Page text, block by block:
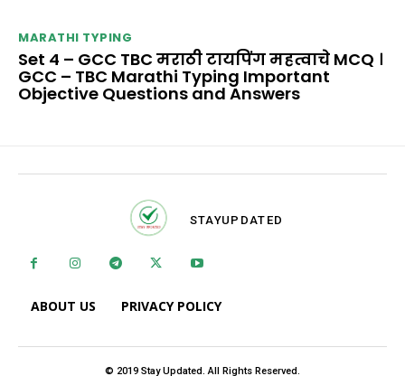
MARATHI TYPING
Set 4 – GCC TBC मराठी टायपिंग महत्वाचे MCQ ।
GCC – TBC Marathi Typing Important
Objective Questions and Answers
STAYUPDATED
ABOUT US PRIVACY POLICY
© 2019 Stay Updated. All Rights Reserved.